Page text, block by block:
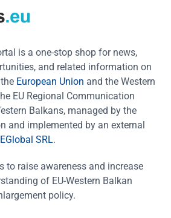
is a one-stop shop for news,
and related information on
European Union and the Western
EU Regional Communication
Balkans, managed by the
and implemented by an external
SRL.
to raise awareness and increase
of EU-Western Balkan
policy.